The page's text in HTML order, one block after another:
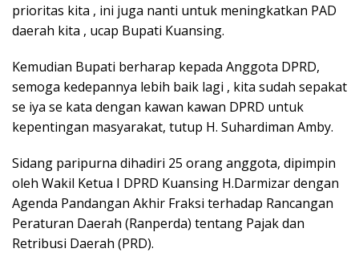
prioritas kita , ini juga nanti untuk meningkatkan PAD
daerah kita , ucap Bupati Kuansing.
Kemudian Bupati berharap kepada Anggota DPRD,
semoga kedepannya lebih baik lagi , kita sudah sepakat
se iya se kata dengan kawan kawan DPRD untuk
kepentingan masyarakat, tutup H. Suhardiman Amby.
Sidang paripurna dihadiri 25 orang anggota, dipimpin
oleh Wakil Ketua I DPRD Kuansing H.Darmizar dengan
Agenda Pandangan Akhir Fraksi terhadap Rancangan
Peraturan Daerah (Ranperda) tentang Pajak dan
Retribusi Daerah (PRD).